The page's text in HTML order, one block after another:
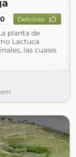
0 Delicioso
planta de
Lactuca
las cuales